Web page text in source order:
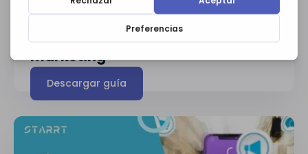
GUÍAS
Introducción al influencer
marketing
Descargar guía